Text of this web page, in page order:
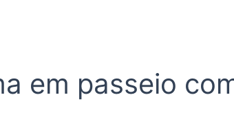
em passeio